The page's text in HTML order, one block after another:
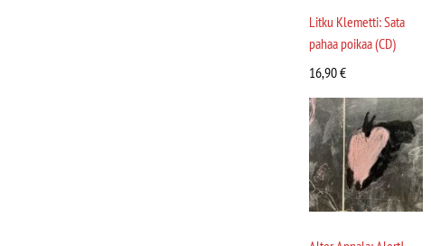
Litku Klemetti: Sata
pahaa poikaa (CD)
16,90€